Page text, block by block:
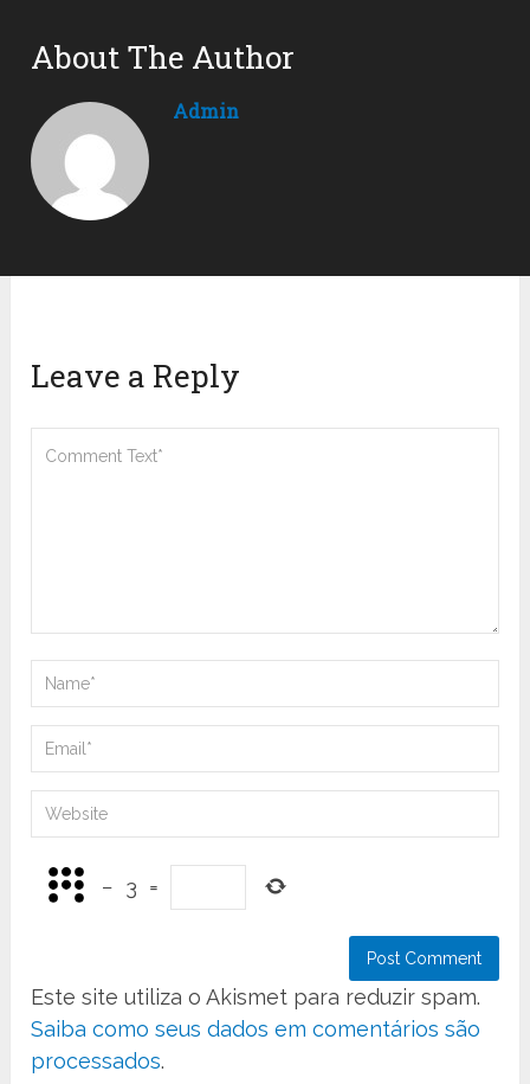
About The Author
Admin
Leave a Reply
− 3 =
Este site utiliza o Akismet para reduzir spam.
Saiba como seus dados em comentários são
processados.